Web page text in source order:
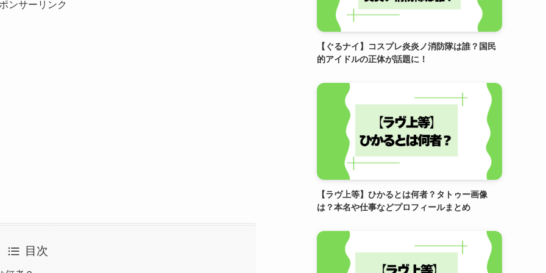
ンサーリンク
目次
【ぐるナイ】コスプレ炎炎ノ消防隊は誰？国民
的アイドルの正体が話題に！
【ラヴ上等】ひかるとは何者？タトゥー画像
は？本名や仕事などプロフィールまとめ